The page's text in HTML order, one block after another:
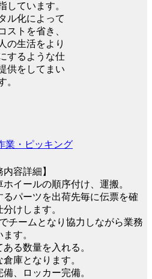
しています。
ル化によって
ストを省き、
の生活をより
するような仕
供をしてまい
。
業・ピッキング
内容詳細】
ホイールの順序付け、運搬。
るパーツを出荷先毎に伝票を確
けします。
チームとなり協力しながら業務
す。
ある数量を入れる。
倉庫となります。
備、ロッカー完備。